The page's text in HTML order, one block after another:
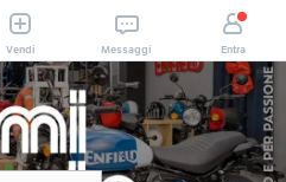
Vendi Messaggi Entra